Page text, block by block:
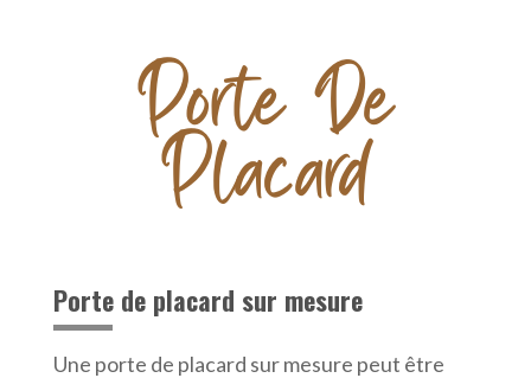
Porte De
Placard
Porte de placard sur mesure
Une porte de placard sur mesure peut être